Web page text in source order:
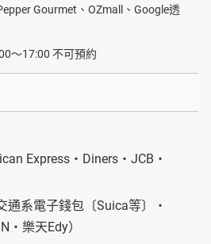
Gourmet、OZmall、Google透
～17:00 不可預約
Express・Diners・JCB・
通系電子錢包〔Suica等〕・
・樂天Edy）